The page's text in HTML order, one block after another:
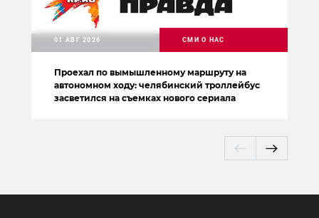
Проехал по вымышленному маршруту на
автономном ходу: челябинский троллейбус
засветился на съемках нового сериала
01 АВГ 2026 СМИ О НАС